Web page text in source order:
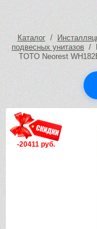
Каталог/
подвесных унитазов /
TOTO Neorest
-20411 руб.